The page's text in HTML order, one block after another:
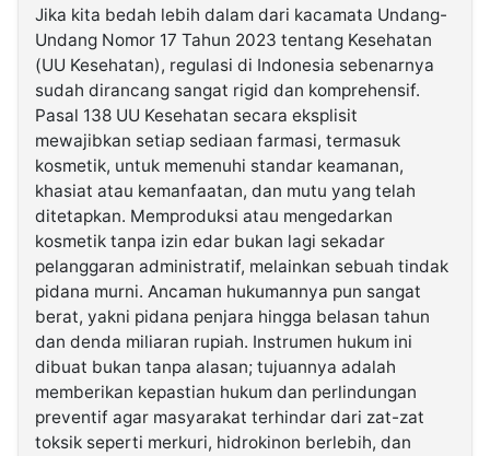
Jika kita bedah lebih dalam dari kacamata Undang-
Undang Nomor 17 Tahun 2023 tentang Kesehatan
(UU Kesehatan), regulasi di Indonesia sebenarnya
sudah dirancang sangat rigid dan komprehensif.
Pasal 138 UU Kesehatan secara eksplisit
mewajibkan setiap sediaan farmasi, termasuk
kosmetik, untuk memenuhi standar keamanan,
khasiat atau kemanfaatan, dan mutu yang telah
ditetapkan. Memproduksi atau mengedarkan
kosmetik tanpa izin edar bukan lagi sekadar
pelanggaran administratif, melainkan sebuah tindak
pidana murni. Ancaman hukumannya pun sangat
berat, yakni pidana penjara hingga belasan tahun
dan denda miliaran rupiah. Instrumen hukum ini
dibuat bukan tanpa alasan; tujuannya adalah
memberikan kepastian hukum dan perlindungan
preventif agar masyarakat terhindar dari zat-zat
toksik seperti merkuri, hidrokinon berlebih, dan